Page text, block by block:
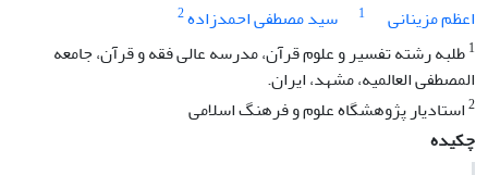
اعظم مزینانی
1 سید مصطفی احمدزاده2
1طلبه رشته تفسیر و علوم قرآن، مدرسه عالی فقه و قرآن، جامعه
المصطفی العالمیه، مشهد، ایران.
2استادیار پژوهشگاه علوم و فرهنگ اسلامی
چکیده